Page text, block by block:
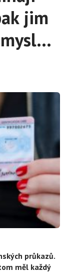
jim
o
průkazů.
měl každý